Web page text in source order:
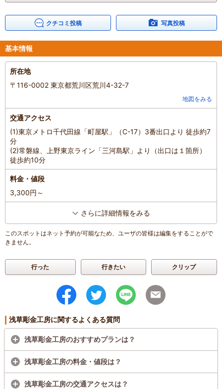
クチコミ投稿 写真投稿
基本情報
所在地
〒116-0002 東京都荒川区荒川4-32-7
地図をみる
交通アクセス
(1)東京メトロ千代田線「町屋駅」（C-17）3番出口より 徒歩約7
分
(2)常磐線、上野東京ライン「三河島駅」より（出口は１箇所）
徒歩約10分
料金・値段
3,300円～
さらに詳細情報をみる
このスポットはネット予約が可能なため、ユーザの皆様は編集をすることがで
きません。
行った 行きたい クリップ
浅草彫金工房に関するよくある質問
浅草彫金工房のおすすめプランは？
浅草彫金工房の料金・値段は？
浅草彫金工房の交通アクセスは？